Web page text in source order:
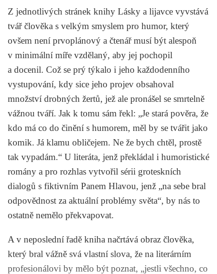
Z jednotlivých stránek knihy Lásky a lijavce vyvstává
tvář člověka s velkým smyslem pro humor, který
ovšem není prvoplánový a čtenář musí být alespoň
v minimální míře vzdělaný, aby jej pochopil
a docenil. Což se prý týkalo i jeho každodenního
vystupování, kdy sice jeho projev obsahoval
množství drobných žertů, jež ale pronášel se smrtelně
vážnou tváří. Jak k tomu sám řekl: „Je stará pověra, že
kdo má co do činění s humorem, měl by se tvářit jako
komik. Já klamu obličejem. Ne že bych chtěl, prostě
tak vypadám.“ U literáta, jenž překládal i humoristické
romány a pro rozhlas vytvořil sérii groteskních
dialogů s fiktivním Panem Hlavou, jenž „na sebe bral
odpovědnost za aktuální problémy světa“, by nás to
ostatně nemělo překvapovat.
A v neposlední řadě kniha načrtává obraz člověka,
který bral vážně svá vlastní slova, že na literárním
profesionálovi by mělo být poznat, „jestli všechno, co